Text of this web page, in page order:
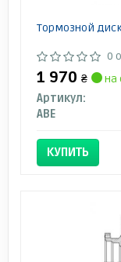
Тормозной
0
1 970 ₴
на
Артикул:
ABE
КУПИТЬ